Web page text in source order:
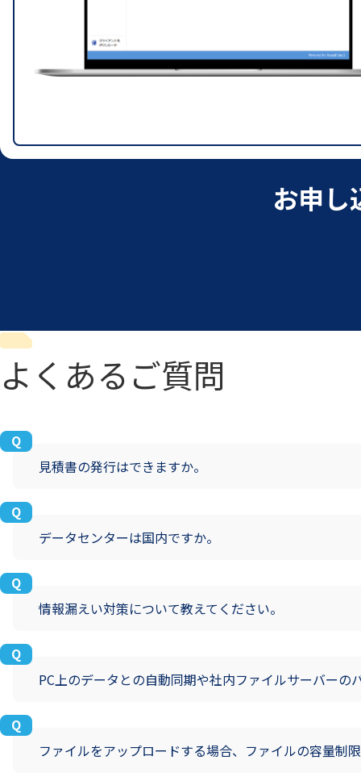
お申し
よくあるご質問
見積書の発行はできますか。
データセンターは国内ですか。
情報漏えい対策について教えてください。
PC上のデータとの自動同期や社内ファイルサーバーの
ファイルをアップロードする場合、ファイルの容量制